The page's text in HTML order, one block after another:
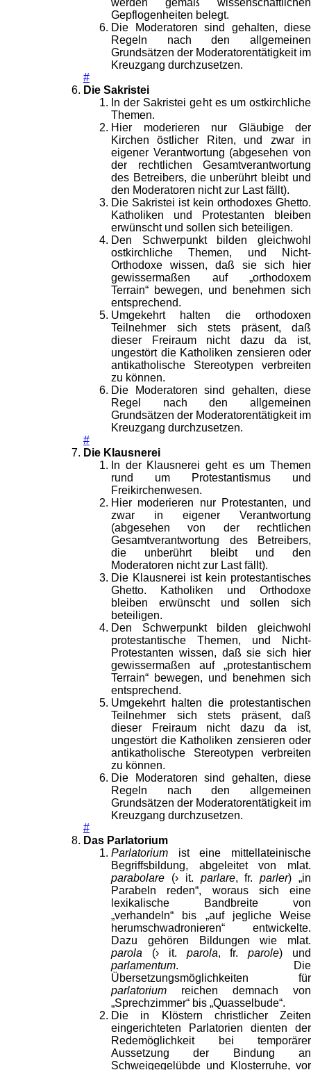
werden gemäß wissenschaftlichen
Gepflogenheiten belegt.
Die Moderatoren sind gehalten, diese
Regeln nach den allgemeinen
Grundsätzen der Moderatorentätigkeit im
Kreuzgang durchzusetzen.
#
Die Sakristei
In der Sakristei geht es um ostkirchliche
Themen.
Hier moderieren nur Gläubige der
Kirchen östlicher Riten, und zwar in
eigener Verantwortung (abgesehen von
der rechtlichen Gesamtverantwortung
des Betreibers, die unberührt bleibt und
den Moderatoren nicht zur Last fällt).
Die Sakristei ist kein orthodoxes Ghetto.
Katholiken und Protestanten bleiben
erwünscht und sollen sich beteiligen.
Den Schwerpunkt bilden gleichwohl
ostkirchliche Themen, und Nicht-
Orthodoxe wissen, daß sie sich hier
gewissermaßen auf „orthodoxem
Terrain“ bewegen, und benehmen sich
entsprechend.
Umgekehrt halten die orthodoxen
Teilnehmer sich stets präsent, daß
dieser Freiraum nicht dazu da ist,
ungestört die Katholiken zensieren oder
antikatholische Stereotypen verbreiten
zu können.
Die Moderatoren sind gehalten, diese
Regel nach den allgemeinen
Grundsätzen der Moderatorentätigkeit im
Kreuzgang durchzusetzen.
#
Die Klausnerei
In der Klausnerei geht es um Themen
rund um Protestantismus und
Freikirchenwesen.
Hier moderieren nur Protestanten, und
zwar in eigener Verantwortung
(abgesehen von der rechtlichen
Gesamtverantwortung des Betreibers,
die unberührt bleibt und den
Moderatoren nicht zur Last fällt).
Die Klausnerei ist kein protestantisches
Ghetto. Katholiken und Orthodoxe
bleiben erwünscht und sollen sich
beteiligen.
Den Schwerpunkt bilden gleichwohl
protestantische Themen, und Nicht-
Protestanten wissen, daß sie sich hier
gewissermaßen auf „protestantischem
Terrain“ bewegen, und benehmen sich
entsprechend.
Umgekehrt halten die protestantischen
Teilnehmer sich stets präsent, daß
dieser Freiraum nicht dazu da ist,
ungestört die Katholiken zensieren oder
antikatholische Stereotypen verbreiten
zu können.
Die Moderatoren sind gehalten, diese
Regeln nach den allgemeinen
Grundsätzen der Moderatorentätigkeit im
Kreuzgang durchzusetzen.
#
Das Parlatorium
Parlatorium ist eine mittellateinische
Begriffsbildung, abgeleitet von mlat.
parabolare (› it. parlare, fr.parler) „in
Parabeln reden“, woraus sich eine
lexikalische Bandbreite von
„verhandeln“ bis „auf jegliche Weise
herumschwadronieren“ entwickelte.
Dazu gehören Bildungen wie mlat.
parola (› it. parola, fr.parole) und
parlamentum. Die
Übersetzungsmöglichkeiten für
parlatorium reichen demnach von
„Sprechzimmer“ bis „Quasselbude“.
Die in Klöstern christlicher Zeiten
eingerichteten Parlatorien dienten der
Redemöglichkeit bei temporärer
Aussetzung der Bindung an
Schweigegelübde und Klosterruhe, vor